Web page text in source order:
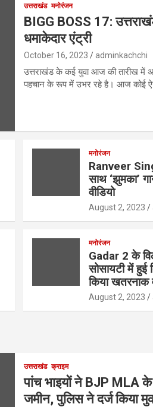
उत्तराखंड मनोरंजन
BIGG BOSS 17:
धमाकेदार एंट्री
October 16, 2023 adminkachchi
उत्तराखंड के कई युवा आज की तारीख
पहचान के रूप में उभर रहे है। आज कोई ऐसा
मनोरंजन
Ranveer
साथ ‘झुमका’
वीडियो
August 2, 2023
मनोरंजन
Gadar 2 के
सोसायटी में हुई
किया खतरनाक
August 2, 2023
उत्तराखंड क्राइम
पांच भाइयों ने BJP MLA
जमीन, पुलिस ने दर्ज किया